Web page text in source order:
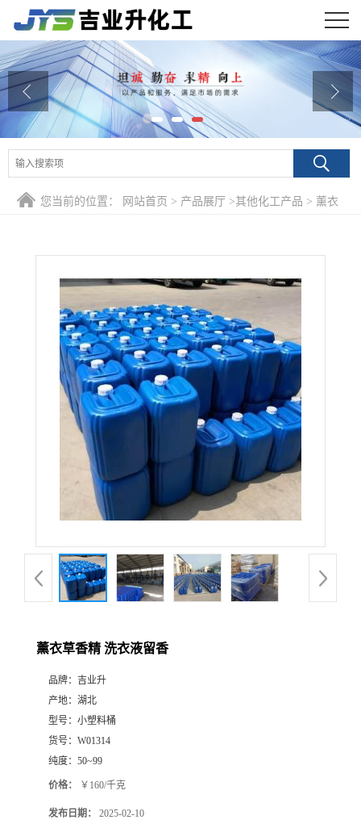
公司首页
公司介绍
公司动态
产品展厅
证书荣誉
在线留言
您当前的位置： 网站首页 > 产品展厅 >其他化工产品 > 薰衣
薰衣草香精 洗衣液留香
品牌： 吉业升
产地： 湖北
型号： 小塑料桶
货号： W01314
纯度： 50~99
价格： ￥160/千克
发布日期： 2025-02-10